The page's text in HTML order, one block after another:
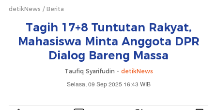
detikNews Berita
Tagih 17+8 Tuntutan Rakyat,
Mahasiswa Minta Anggota DPR
Dialog Bareng Massa
Taufiq Syarifudin - detikNews
Selasa, 09 Sep 2025 16:43 WIB